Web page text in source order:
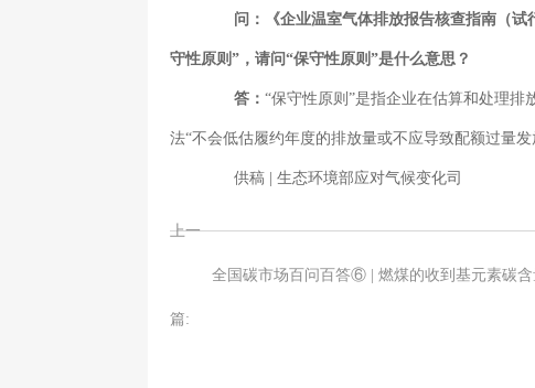
问：《企业温室气体排放报告核查指南（
守性原则”，请问“保守性原则”是什么意思？
答：“保守性原则”是指企业在估算和处理
法“不会低估履约年度的排放量或不应导致配额过量发
供稿 | 生态环境部应对气候变化司
上一
篇: